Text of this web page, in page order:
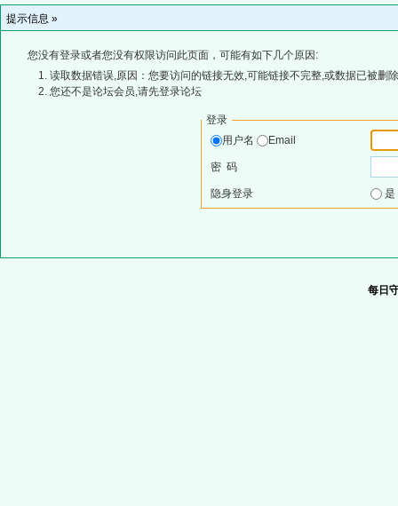
提示信息 »
您没有登录或者您没有权限访问此页面，可能有如下几个原因:
读取数据错误,原因：您要访问的链接无效,可能链接不完整,或数据已被删
您还不是论坛会员,请先登录论坛
登录
用户名
Email
密 码
隐身登录
每日